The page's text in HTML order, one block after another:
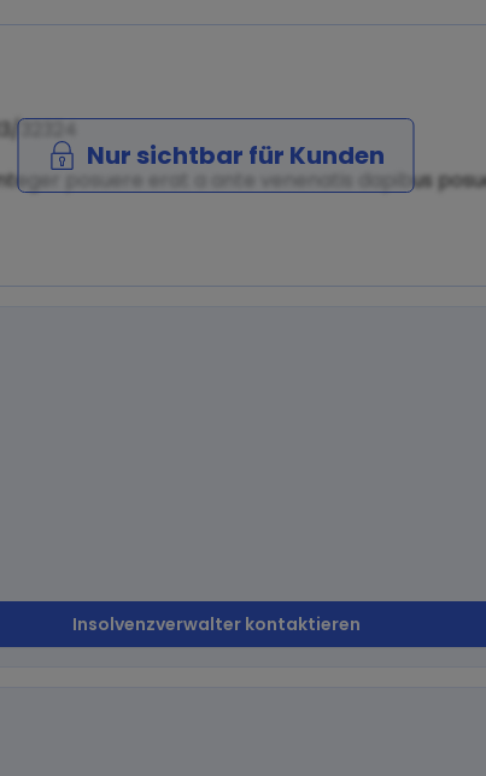
32324
posuere erat a ante venenatis dapibus
Nur sichtbar für Kunden
Insolvenzverwalter kontaktieren